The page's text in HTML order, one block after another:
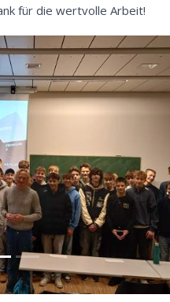
für die wertvolle Arbeit!